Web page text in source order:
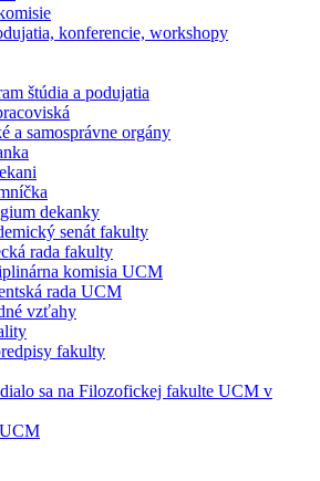
konferencie, workshopy
štúdia a podujatia
a samosprávne orgány
dekanky
senát fakulty
rada fakulty
komisia UCM
rada UCM
vzťahy
fakulty
sa na Filozofickej fakulte UCM v